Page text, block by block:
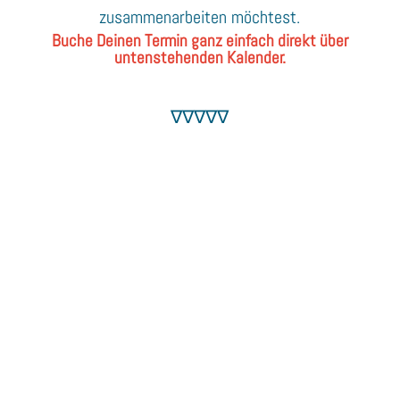
zusammenarbeiten möchtest.
Buche Deinen Termin ganz einfach direkt über
untenstehenden Kalender.
∇∇∇∇∇